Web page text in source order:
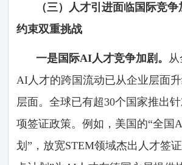
（三）人才引进面临国际竞
约束双重挑战
一是国际AI人才竞争加剧。 从
AI人才的跨国流动已从企业层面
层面。全球已有超30个国家推出
项签证政策。例如，美国的“全国
划”，放宽STEM领域杰出人才签